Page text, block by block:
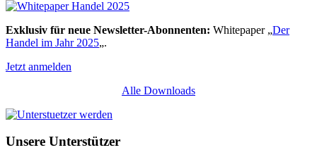
Exklusiv für neue Newsletter-Abonnenten: Whitepaper „Der
Handel im Jahr 2025„.
Jetzt anmelden
Alle Downloads
Unsere Unterstützer